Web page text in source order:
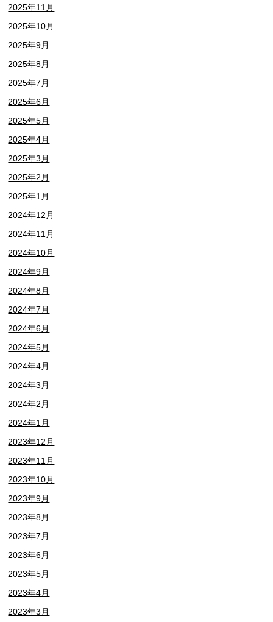
2025年11月
2025年10月
2025年9月
2025年8月
2025年7月
2025年6月
2025年5月
2025年4月
2025年3月
2025年2月
2025年1月
2024年12月
2024年11月
2024年10月
2024年9月
2024年8月
2024年7月
2024年6月
2024年5月
2024年4月
2024年3月
2024年2月
2024年1月
2023年12月
2023年11月
2023年10月
2023年9月
2023年8月
2023年7月
2023年6月
2023年5月
2023年4月
2023年3月